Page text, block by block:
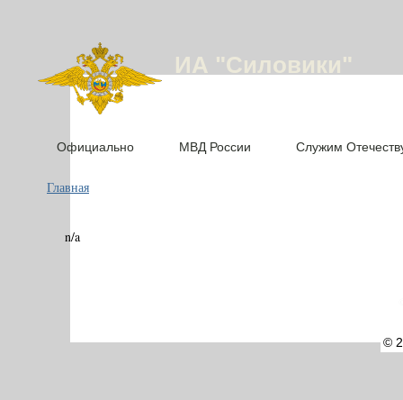
ИА "Силовики"
Официально МВД России Служим
Главная
n/a
©